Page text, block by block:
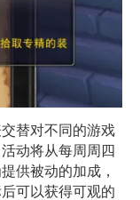
替对不同的游戏
动将从每周周四
供被动的加成，
可以获得可观的